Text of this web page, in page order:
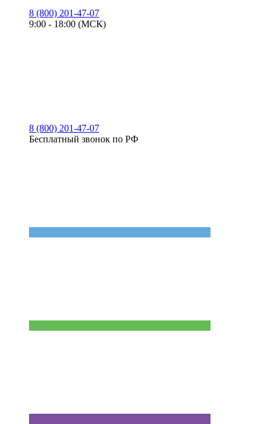
8 (800) 201-47-07
9:00 - 18:00 (МСК)
8 (800) 201-47-07
Бесплатный звонок по РФ